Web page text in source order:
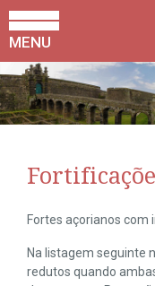
MENU
Fortes açorianos com
Na listagem seguinte
redutos quando